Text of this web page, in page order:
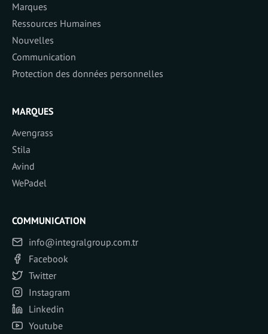
Marques
Ressources Humaines
Nouvelles
Communication
Protection des données personnelles
MARQUES
Avengrass
Stila
Avind
WePadel
COMMUNICATION
info@integralgroup.com.tr
Facebook
Twitter
Instagram
Linkedin
Youtube